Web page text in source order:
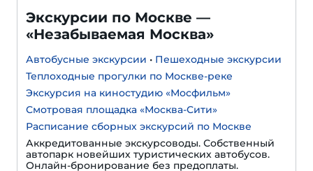
Экскурсии по Москве —
«Незабываемая Москва»
Автобусные экскурсии • Пешеходные экскурсии
Теплоходные прогулки по Москве-реке
Экскурсия на киностудию «Мосфильм»
Смотровая площадка «Москва-Сити»
Расписание сборных экскурсий по Москве
Аккредитованные экскурсоводы. Собственный
автопарк новейших туристических автобусов.
Онлайн-бронирование без предоплаты.